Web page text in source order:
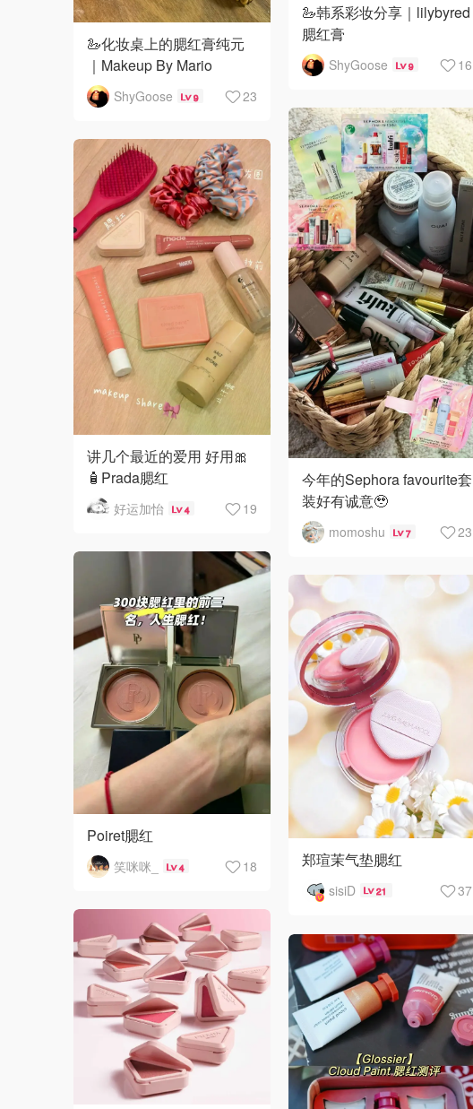
🦢韩系彩妆分享｜lilybyred
腮红膏
ShyGoose 9 16
🦢化妆桌上的腮红膏纯元
｜Makeup By Mario
ShyGoose 9 23
今年的Sephora favourite套
装好有诚意🥹
momoshu 7 23
讲几个最近的爱用 好用🎀
🧴Prada腮红
好运加怡 4 19
Poiret腮红
笑咪咪_ 4 18 郑瑄茉气垫腮红
sisiD 21 37